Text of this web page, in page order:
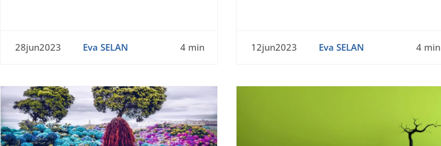
28jun2023 Eva SELAN 4 min 12jun2023 Eva SELAN 4 min